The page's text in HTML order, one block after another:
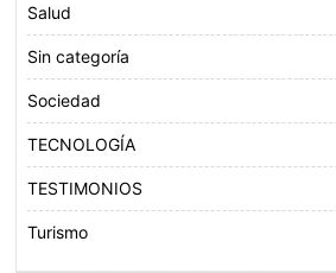
Salud
Sin categoría
Sociedad
TECNOLOGÍA
TESTIMONIOS
Turismo